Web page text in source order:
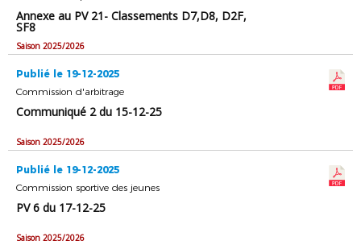
Annexe au PV 21- Classements D7,D8, D2F,
SF8
Saison 2025/2026
Publié le 19-12-2025
Commission d'arbitrage
Communiqué 2 du 15-12-25
Saison 2025/2026
Publié le 19-12-2025
Commission sportive des jeunes
PV 6 du 17-12-25
Saison 2025/2026